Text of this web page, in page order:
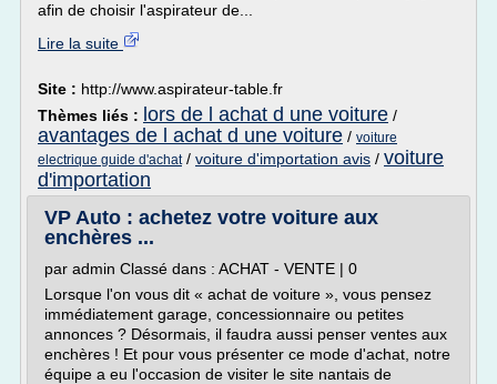
afin de choisir l'aspirateur de...
Lire la suite
Site : http://www.aspirateur-table.fr
Thèmes liés : lors de l achat d une voiture /
avantages de l achat d une voiture / voiture
electrique guide d'achat/ voiture d'importation avis / voiture
d'importation
VP Auto : achetez votre voiture aux
enchères ...
par admin Classé dans : ACHAT - VENTE | 0
Lorsque l'on vous dit « achat de voiture », vous pensez
immédiatement garage, concessionnaire ou petites
annonces ? Désormais, il faudra aussi penser ventes aux
enchères ! Et pour vous présenter ce mode d'achat, notre
équipe a eu l'occasion de visiter le site nantais de